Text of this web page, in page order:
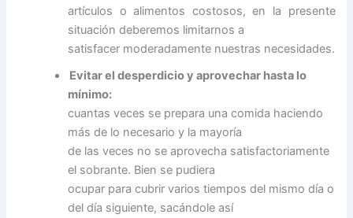
artículos o alimentos costosos, en la presente
situación deberemos limitarnos a
satisfacer moderadamente nuestras necesidades.
Evitar el desperdicio y aprovechar hasta lo
mínimo:
cuantas veces se prepara una comida haciendo
más de lo necesario y la mayoría
de las veces no se aprovecha satisfactoriamente
el sobrante. Bien se pudiera
ocupar para cubrir varios tiempos del mismo día o
del día siguiente, sacándole así